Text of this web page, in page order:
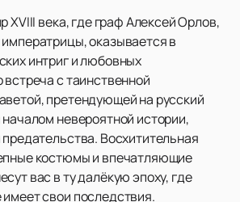
XVIII века, где граф Алексей Орлов,
оказывается в
интриг и любовных
с таинственной
претендующей на русский
невероятной истории,
Восхитительная
костюмы и впечатляющие
вас в ту далёкую эпоху, где
свои последствия.